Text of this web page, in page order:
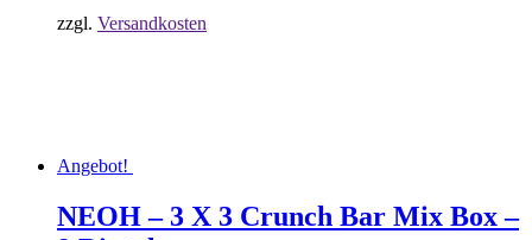
zzgl. Versandkosten
Angebot!
NEOH – 3 X 3 Crunch Bar Mix Box –